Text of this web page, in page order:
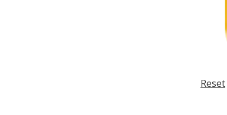
Reset